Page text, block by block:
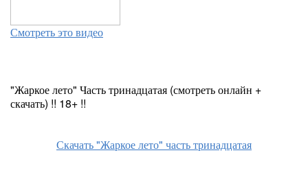
Смотреть это видео
"Жаркое лето" Часть тринадцатая (смотреть онлайн +
скачать) !! 18+ !!
Скачать "Жаркое лето" часть тринадцатая